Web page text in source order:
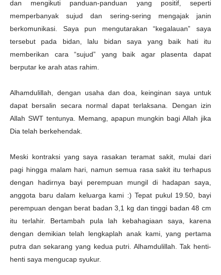
dan mengikuti panduan-panduan yang positif, seperti
memperbanyak sujud dan sering-sering mengajak janin
berkomunikasi. Saya pun mengutarakan “kegalauan” saya
tersebut pada bidan, lalu bidan saya yang baik hati itu
memberikan cara “sujud” yang baik agar plasenta dapat
berputar ke arah atas rahim.
Alhamdulillah, dengan usaha dan doa, keinginan saya untuk
dapat bersalin secara normal dapat terlaksana. Dengan izin
Allah SWT tentunya. Memang, apapun mungkin bagi Allah jika
Dia telah berkehendak.
Meski kontraksi yang saya rasakan teramat sakit, mulai dari
pagi hingga malam hari, namun semua rasa sakit itu terhapus
dengan hadirnya bayi perempuan mungil di hadapan saya,
anggota baru dalam keluarga kami :) Tepat pukul 19.50, bayi
perempuan dengan berat badan 3,1 kg dan tinggi badan 48 cm
itu terlahir. Bertambah pula lah kebahagiaan saya, karena
dengan demikian telah lengkaplah anak kami, yang pertama
putra dan sekarang yang kedua putri. Alhamdulillah. Tak henti-
henti saya mengucap syukur.